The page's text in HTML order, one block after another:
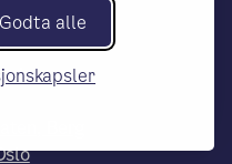
Godta alle